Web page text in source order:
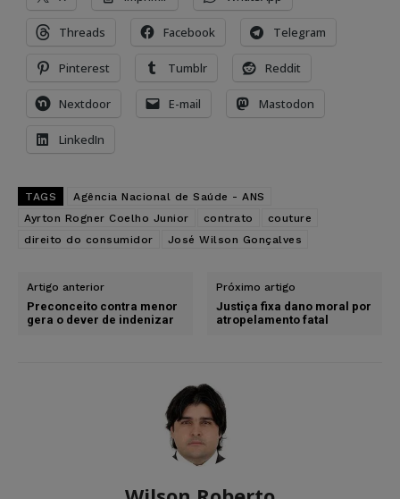
Threads Facebook Telegram
Pinterest Tumblr Reddit
Nextdoor E-mail Mastodon
LinkedIn
TAGS
Agência Nacional de Saúde - ANS
Ayrton Rogner Coelho Junior
contrato
couture
direito do consumidor
José Wilson Gonçalves
Artigo anterior
Preconceito contra menor
gera o dever de indenizar
Próximo artigo
Justiça fixa dano moral por
atropelamento fatal